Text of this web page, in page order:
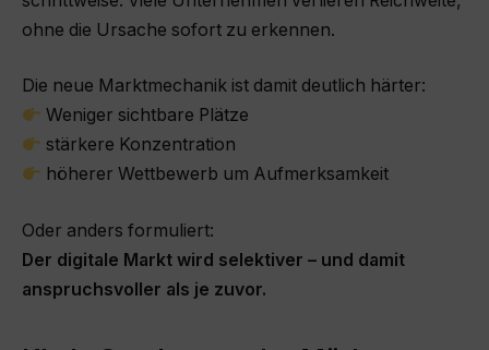
ohne die Ursache sofort zu erkennen.
Die neue Marktmechanik ist damit deutlich härter:
Weniger sichtbare Plätze
stärkere Konzentration
höherer Wettbewerb um Aufmerksamkeit
Oder anders formuliert:
Der digitale Markt wird selektiver – und damit
anspruchsvoller als je zuvor.